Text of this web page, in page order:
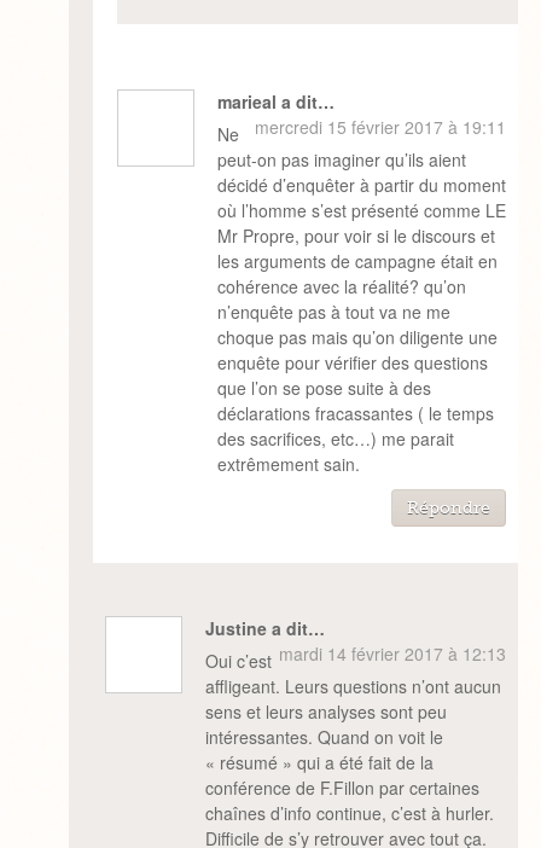
marieal a dit…
mercredi 15 février 2017 à 19:11
Ne
peut-on pas imaginer qu’ils aient
décidé d’enquêter à partir du moment
où l’homme s’est présenté comme LE
Mr Propre, pour voir si le discours et
les arguments de campagne était en
cohérence avec la réalité? qu’on
n’enquête pas à tout va ne me
choque pas mais qu’on diligente une
enquête pour vérifier des questions
que l’on se pose suite à des
déclarations fracassantes ( le temps
des sacrifices, etc…) me parait
extrêmement sain.
Répondre
Justine a dit…
mardi 14 février 2017 à 12:13
Oui c’est
affligeant. Leurs questions n’ont aucun
sens et leurs analyses sont peu
intéressantes. Quand on voit le
« résumé » qui a été fait de la
conférence de F.Fillon par certaines
chaînes d’info continue, c’est à hurler.
Difficile de s’y retrouver avec tout ça.